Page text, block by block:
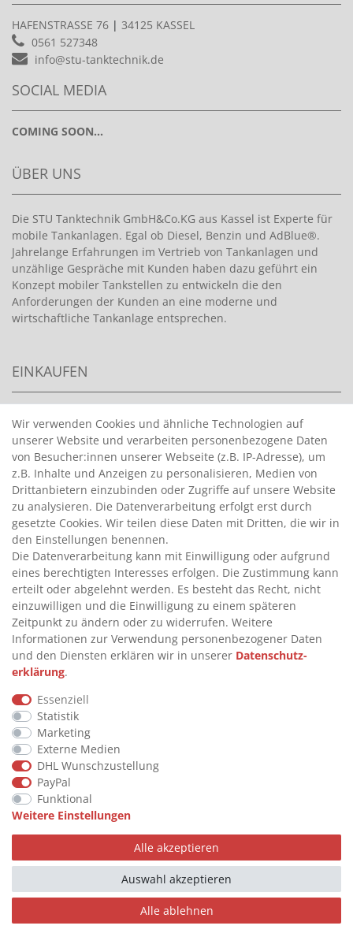
HAFENSTRASSE 76 | 34125 KASSEL
0561 527348
info@stu-tanktechnik.de
SOCIAL MEDIA
COMING SOON...
ÜBER UNS
Die STU Tanktechnik GmbH&Co.KG aus Kassel ist Experte für
mobile Tankanlagen. Egal ob Diesel, Benzin und AdBlue®.
Jahrelange Erfahrungen im Vertrieb von Tankanlagen und
unzählige Gespräche mit Kunden haben dazu geführt ein
Konzept mobiler Tankstellen zu entwickeln die den
Anforderungen der Kunden an eine moderne und
wirtschaftliche Tankanlage entsprechen.
EINKAUFEN
HANDPUMPEN FÜR BENZIN
>
HANDPUMPEN FÜR ÖLE
>
TANKANLAGEN
>
ADBLUE® BETANKUNG
INFORMATIONEN
>
FAQ
>
VERTRAG WIDERRUFEN
>
WIDERRUFSRECHT
>
WIDERRUFSFORMULAR
IMPRESSUM
>
DATENSCHUTZERKLÄRUNG
>
AGB
>
KONTAKT
© Copyright 2026 by STU Tanktechnik
Alle Rechte vorbehalten.
Wir verwenden Cookies und ähnliche Technologien auf
unserer Website und verarbeiten personenbezogene Daten
von Besucher:innen unserer Webseite (z.B. IP-Adresse), um
z.B. Inhalte und Anzeigen zu personalisieren, Medien von
Drittanbietern einzubinden oder Zugriffe auf unsere Website
zu analysieren. Die Datenverarbeitung erfolgt erst durch
gesetzte Cookies. Wir teilen diese Daten mit Dritten, die wir in
den Einstellungen benennen.
Die Datenverarbeitung kann mit Einwilligung oder aufgrund
eines berechtigten Interesses erfolgen. Die Zustimmung kann
erteilt oder abgelehnt werden. Es besteht das Recht, nicht
einzuwilligen und die Einwilligung zu einem späteren
Zeitpunkt zu ändern oder zu widerrufen. Weitere
Informationen zur Verwendung personenbezogener Daten
und den Diensten erklären wir in unserer Daten­schutz­
erklärung.
Essenziell
Statistik
Marketing
Externe Medien
DHL Wunschzustellung
PayPal
Funktional
Weitere Einstellungen
Alle akzeptieren
Alle ablehnen
Auswahl akzeptieren